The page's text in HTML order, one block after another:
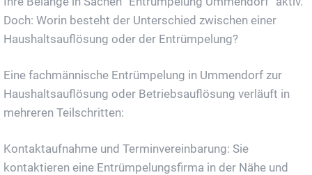
Doch: Worin besteht der Unterschied zwischen einer
Haushaltsauflösung oder der Entrümpelung?
Eine fachmännische Entrümpelung in Ummendorf zur
Haushaltsauflösung oder Betriebsauflösung verläuft in
mehreren Teilschritten:
Kontaktaufnahme und Terminvereinbarung: Sie
kontaktieren eine Entrümpelungsfirma in der Nähe und